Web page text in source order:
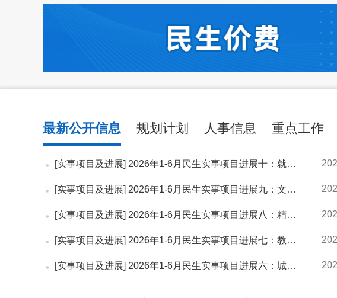
最新公开信息 规划计划 人事信息 重点工作
[实事项目及进展] 2026年1-6月民生实事项目进展十：就业提质扩容...
[实事项目及进展] 2026年1-6月民生实事项目进展九：文体惠民利民...
[实事项目及进展] 2026年1-6月民生实事项目进展八：精准帮扶暖心...
[实事项目及进展] 2026年1-6月民生实事项目进展七：教育扩优提质...
[实事项目及进展] 2026年1-6月民生实事项目进展六：城市空间焕新...